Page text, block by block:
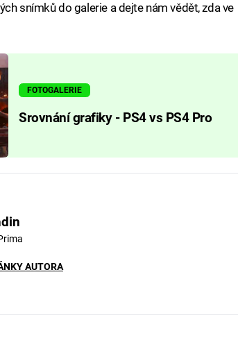
snímků do galerie a dejte nám vědět, zda ve
FOTOGALERIE
Srovnání grafiky - PS4 vs PS4 Pro
AUTORA